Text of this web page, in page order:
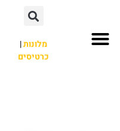
מלונות|
כרטיסים